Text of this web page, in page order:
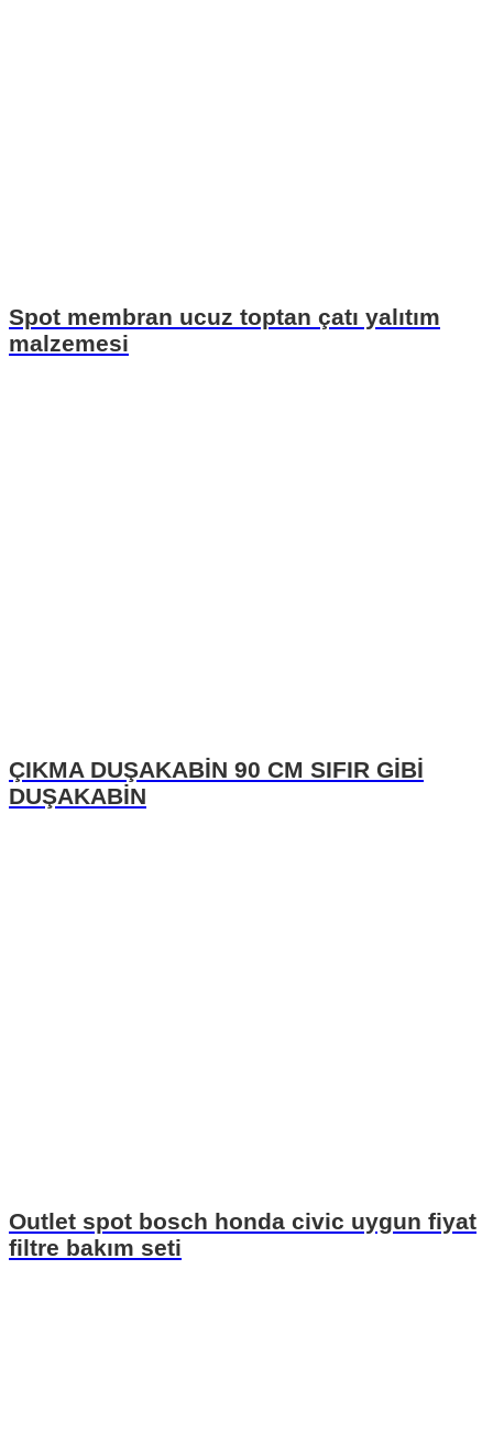
Spot membran ucuz toptan çatı yalıtım
malzemesi
ÇIKMA DUŞAKABİN 90 CM SIFIR GİBİ
DUŞAKABİN
Outlet spot bosch honda civic uygun fiyat
filtre bakım seti